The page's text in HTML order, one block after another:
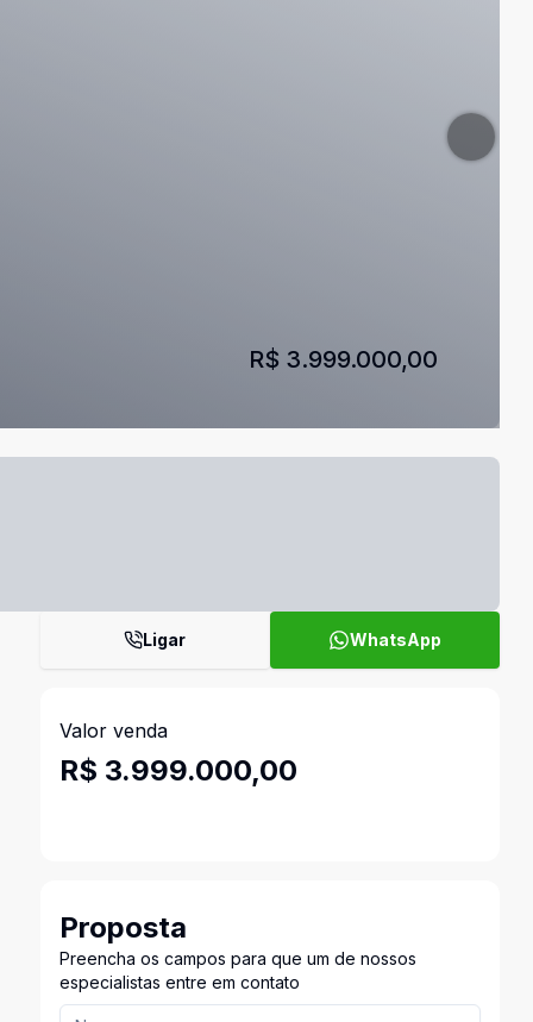
R$ 3.999.000,00
Ligar WhatsApp
Valor venda
R$ 3.999.000,00
Proposta
Preencha os campos para que um de nossos
especialistas entre em contato